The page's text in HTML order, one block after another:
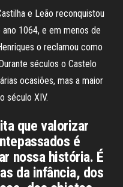
e Leão reconquistou
1064, e em menos de
o reclamou como
séculos o Castelo
ocasiões, mas a maior
século XIV.
que valorizar
é
nossa história. É
da infância, dos